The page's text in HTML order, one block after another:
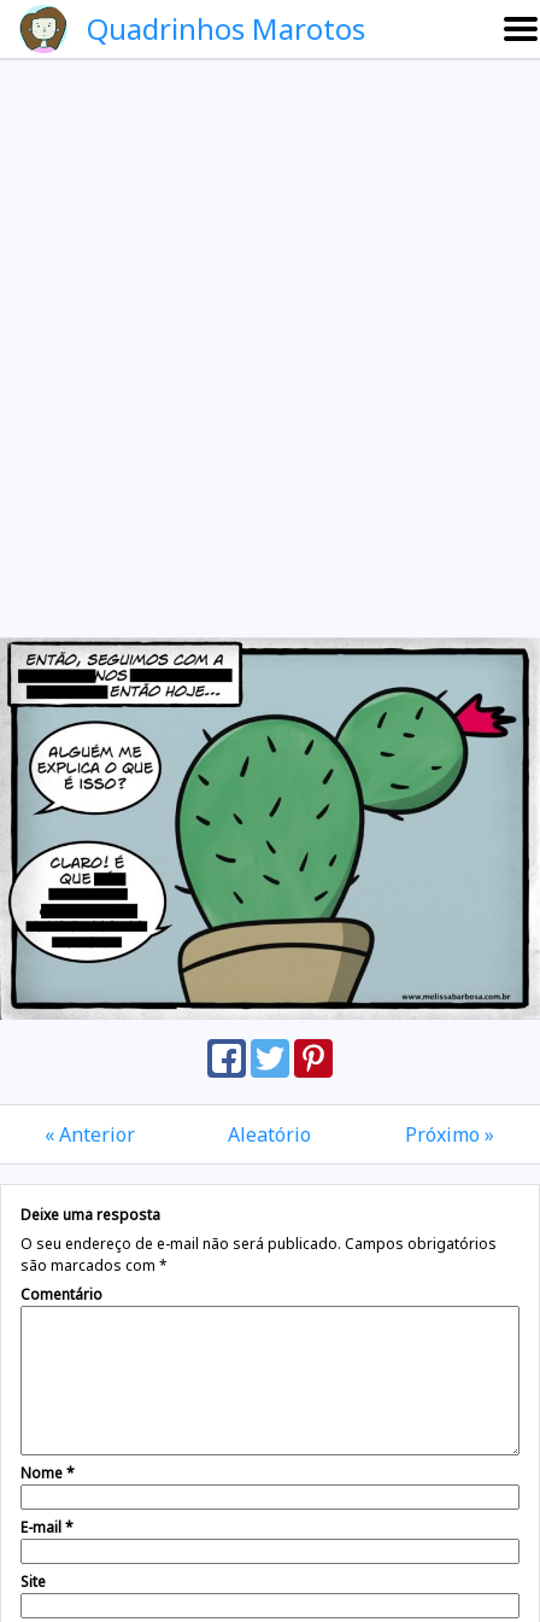
Quadrinhos Marotos
« Anterior Aleatório Próximo »
Deixe uma resposta
O seu endereço de e-mail não será publicado. Campos obrigatórios
são marcados com *
Comentário
Nome*
E-mail*
Site